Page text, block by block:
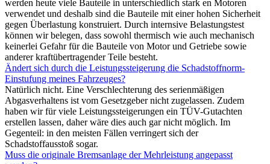
werden heute viele Bauteile in unterschiedlich stark en Motoren
verwendet und deshalb sind die Bauteile mit einer hohen Sicherheit
gegen Überlastung konstruiert. Durch internsive Belastungstest
können wir belegen, dass sowohl thermisch wie auch mechanisch
keinerlei Gefahr für die Bauteile von Motor und Getriebe sowie
anderer kraftübertragender Teile besteht.
Ändert sich durch die Leistungssteigerung die Schadstoffnorm-
Einstufung meines Fahrzeuges?
Natürlich nicht. Eine Verschlechterung des serienmäßigen
Abgasverhaltens ist vom Gesetzgeber nicht zugelassen. Zudem
haben wir für viele Leistungssteigerungen ein TÜV-Gutachten
erstellen lassen, daher wäre dies auch gar nicht möglich. Im
Gegenteil: in den meisten Fällen verringert sich der
Schadstoffausstoß sogar.
Muss die originale Bremsanlage der Mehrleistung angepasst